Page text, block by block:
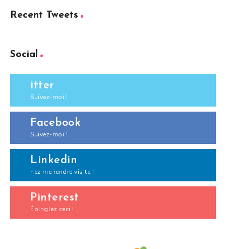
Recent Tweets
Social
itter
Suivez-moi !
Facebook
Suivez-moi !
Linkedin
nez me rendre visite !
Pinterest
Épinglez ceci !